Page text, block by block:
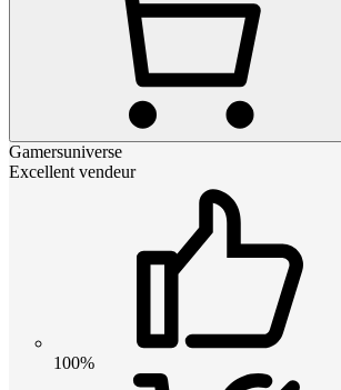
Gamersuniverse
Excellent vendeur
100%